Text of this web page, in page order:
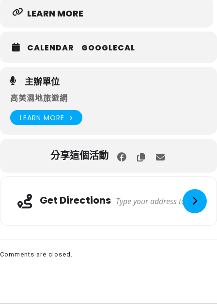
LEARN MORE
CALENDAR GOOGLECAL
主辦單位
高美濕地旅遊網
LEARN MORE
分享這個活動
Get Directions
Comments are closed.